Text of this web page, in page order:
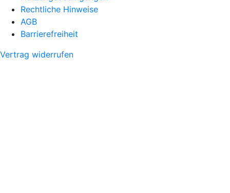
Rechtliche Hinweise
AGB
Barrierefreiheit
Vertrag widerrufen